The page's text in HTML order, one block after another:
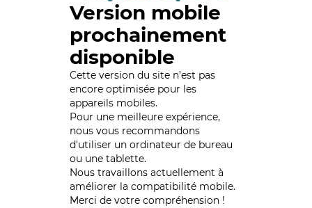
Version mobile
prochainement
disponible
Cette version du site n’est pas
encore optimisée pour les
appareils mobiles.
Pour une meilleure expérience,
nous vous recommandons
d'utiliser un ordinateur de bureau
ou une tablette.
Nous travaillons actuellement à
améliorer la compatibilité mobile.
Merci de votre compréhension !